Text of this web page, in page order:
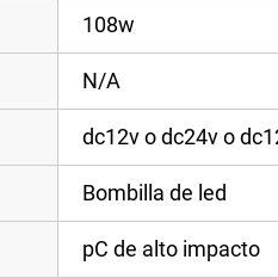
108w
N/A
dc12v o dc24v o
Bombilla de led
pC de alto impacto